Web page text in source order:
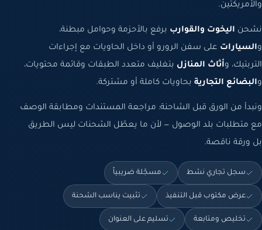
والأمريكتين.
نشحن اليخوت والقوارب برفع بالأحزمة وحوامل مبطنة،
والسيارات على سفن الرورو أو داخل الحاويات مع إجراءات
التربتيك، وأثاث المنازل بتغليف متعدد الطبقات وقائمة محتويات،
والبضائع التجارية بحاويات كاملة أو مشتركة.
ونبدأ من الورق قبل الشاحنة: مراجعة المستندات ومطابقة الوصف
مع متطلبات بلد الوصول — لأن ما يعطّل الشحنات ليس الطريق
بل ورقة ناقصة.
سجل تجاري نشط مسجّلة ضريبياً
عرض مكتوب قبل التنفيذ تثبيت يناسب الشحنة
تخليص ومتابعة تسليم على العنوان